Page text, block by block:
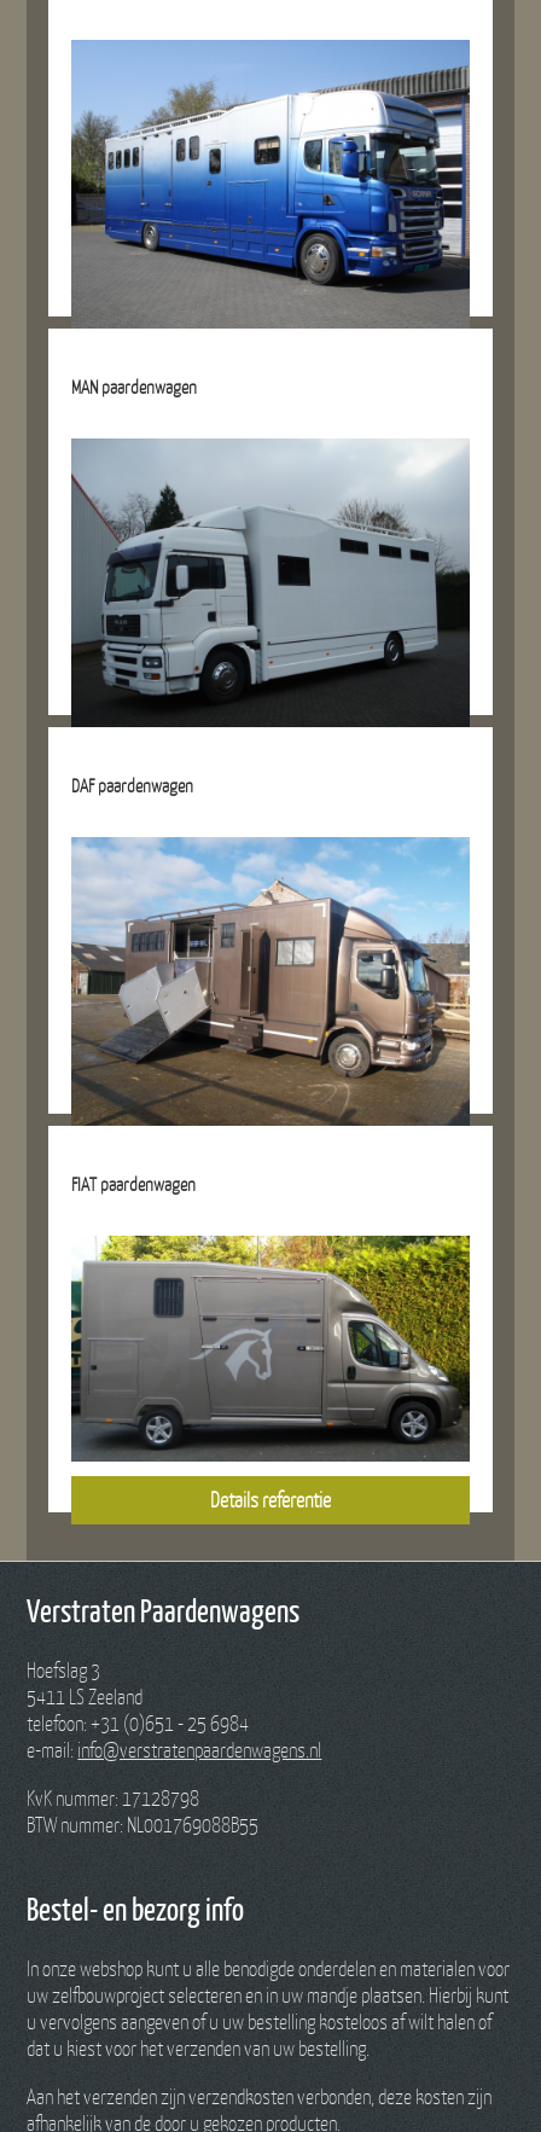
MAN paardenwagen
DAF paardenwagen
FIAT paardenwagen
Details referentie
Verstraten Paardenwagens
Hoefslag 3
5411 LS Zeeland
telefoon: +31 (0)651 - 25 6984
e-mail:info@verstratenpaardenwagens.nl
KvK nummer: 17128798
BTW nummer: NL001769088B55
Bestel- en bezorg info
In onze webshop kunt u alle benodigde onderdelen en materialen voor
uw zelfbouwproject selecteren en in uw mandje plaatsen. Hierbij kunt
u vervolgens aangeven of u uw bestelling kosteloos af wilt halen of
dat u kiest voor het verzenden van uw bestelling.
Aan het verzenden zijn verzendkosten verbonden, deze kosten zijn
afhankelijk van de door u gekozen producten.